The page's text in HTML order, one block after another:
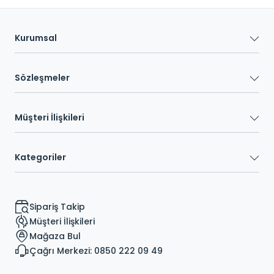
Kurumsal
Sözleşmeler
Müşteri İlişkileri
Kategoriler
Sipariş Takip
Müşteri İlişkileri
Mağaza Bul
Çağrı Merkezi: 0850 222 09 49